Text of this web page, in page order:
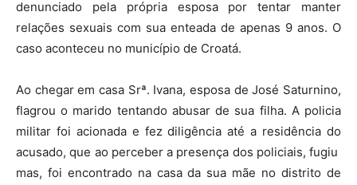
denunciado pela própria esposa por tentar manter
relações sexuais com sua enteada de apenas 9 anos. O
caso aconteceu no município de Croatá.
Ao chegar em casa Srª. Ivana, esposa de José Saturnino,
flagrou o marido tentando abusar de sua filha. A policia
militar foi acionada e fez diligência até a residência do
acusado, que ao perceber a presença dos policiais, fugiu
mas, foi encontrado na casa da sua mãe no distrito de